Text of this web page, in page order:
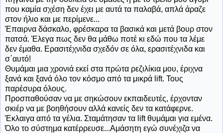
που καμία σχέση δεν έχει με αυτά τα παλαβά, απλά άραζε
στον ήλιο και με περίμενε...
Έπαιρνα δάσκαλο, φρέσκαρα τα βασικά και μετά βουρ στον
πατσά. Έλεγα πως δεν θα μάθω ποτέ κι εδώ που τα λέμε
δεν έμαθα. Ερασιτέχνιδα σχεδόν σε όλα, ερασιτέχνιδα και
σ΄αυτό!
Θυμάμαι μια χρονιά εκεί στα πρώτα ρεζιλίκια μου, έριχνα
ξανά και ξανά όλο τον κόσμο από τα μικρά lift. Τους
παρέσυρα όλους.
Προσπαθούσαν να με σηκώσουν εκπαιδευτές, έρχονταν
σκιέρ να με βοηθήσουν αλλά κανείς δεν τα κατάφερνε.
Έκλαιγα από τα γέλια. Σταμάτησαν τα lift θυμάμαι για εμένα.
Όλο το σύστημα κατέρρευσε...Αμάσητη εγώ συνέχιζα να